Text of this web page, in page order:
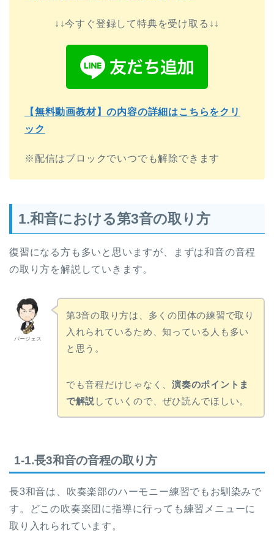
↓↓今すぐ登録して特典を受け取る↓↓
【無料動画教材】の内容の詳細はこちらをクリ
ック
※配信はブロックでいつでも解除できます
1.和音における第3音の取り方
復習になる方も多いと思いますが、まずは和音の音程
の取り方を解説していきます。
バージェス
第3音の取り方は、多くの団体の練習で取り
入れられているため、知っている人も多い
と思う。
でも音程だけじゃなく、演奏のポイントま
で解説 していくので、ぜひ読んでほしい。
1-1.長3和音の音程の取り方
長3和音は、吹奏楽部のハーモニー練習でもお馴染みで
す。どこの吹奏楽団に指導に行っても練習メニューに
取り入れられています。